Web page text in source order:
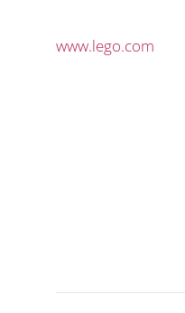
www.lego.com